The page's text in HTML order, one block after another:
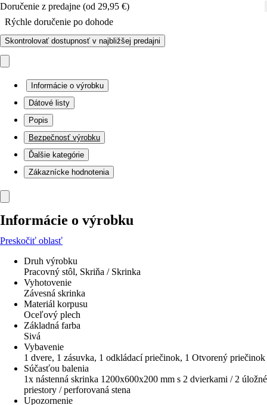
Doručenie z predajne (od 29,95 €)
Rýchle doručenie po dohode
Skontrolovať dostupnosť v najbližšej predajni
Informácie o výrobku
Dátové listy
Popis
Bezpečnosť výrobku
Ďalšie kategórie
Zákaznícke hodnotenia
Informácie o výrobku
Preskočiť oblasť
Druh výrobku
Pracovný stôl, Skriňa / Skrinka
Vyhotovenie
Závesná skrinka
Materiál korpusu
Oceľový plech
Základná farba
Sivá
Vybavenie
1 dvere, 1 zásuvka, 1 odkládací priečinok, 1 Otvorený priečinok
Súčasťou balenia
1x nástenná skrinka 1200x600x200 mm s 2 dvierkami / 2 úložné
priestory / perforovaná stena
Upozornenie